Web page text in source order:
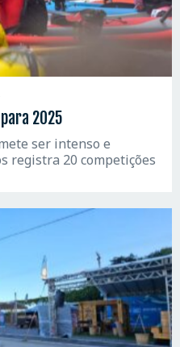
2025
ser intenso e
registra 20 competições